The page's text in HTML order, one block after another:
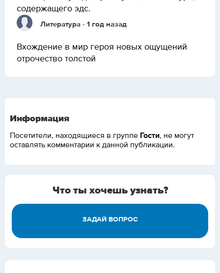
содержащего эдс.
Литература - 1 год назад
Вхождение в мир героя новых ощущений
отрочество толстой
Информация
Посетители, находящиеся в группе Гости, не могут
оставлять комментарии к данной публикации.
Что ты хочешь узнать?
ЗАДАЙ ВОПРОС